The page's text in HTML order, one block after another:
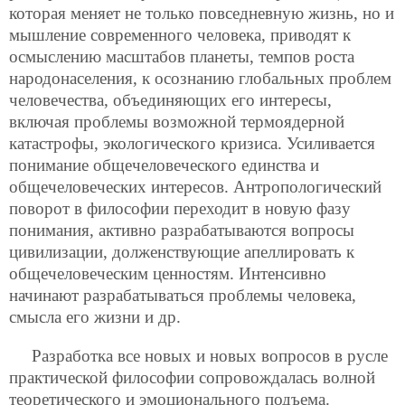
которая меняет не только повседневную жизнь, но и
мышление современного человека, приводят к
осмыслению масштабов планеты, темпов роста
народонаселения, к осознанию глобальных проблем
человечества, объединяющих его интересы,
включая проблемы возможной термоядерной
катастрофы, экологического кризиса. Усиливается
понимание общечеловеческого единства и
общечеловеческих интересов. Антропологический
поворот в философии переходит в новую фазу
понимания, активно разрабатываются вопросы
цивилизации, долженствующие апеллировать к
общечеловеческим ценностям. Интенсивно
начинают разрабатываться проблемы человека,
смысла его жизни и др.
Разработка все новых и новых вопросов в русле
практической философии сопровождалась волной
теоретического и эмоционального подъема.